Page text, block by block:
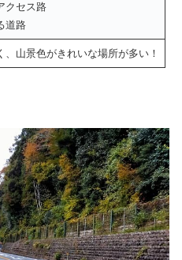
クセス路
道路
、山景色がきれいな場所が多い！